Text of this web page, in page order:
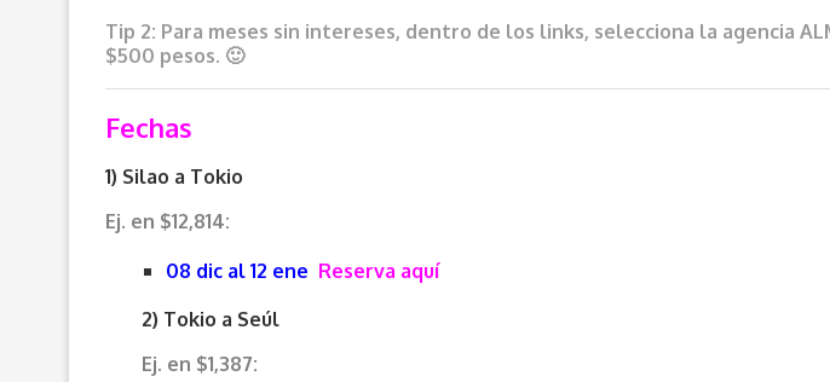
Tip 2: Para meses sin intereses, dentro de los links, selecciona la agencia
$500 pesos. 🙂
Fechas
1) Silao a Tokio
Ej. en $12,814:
08 dic al 12 ene Reserva aquí
2) Tokio a Seúl
Ej. en $1,387: